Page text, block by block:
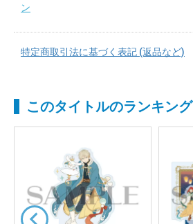
ン
特定商取引法に基づく表記 (返品など)
このタイトルのランキング